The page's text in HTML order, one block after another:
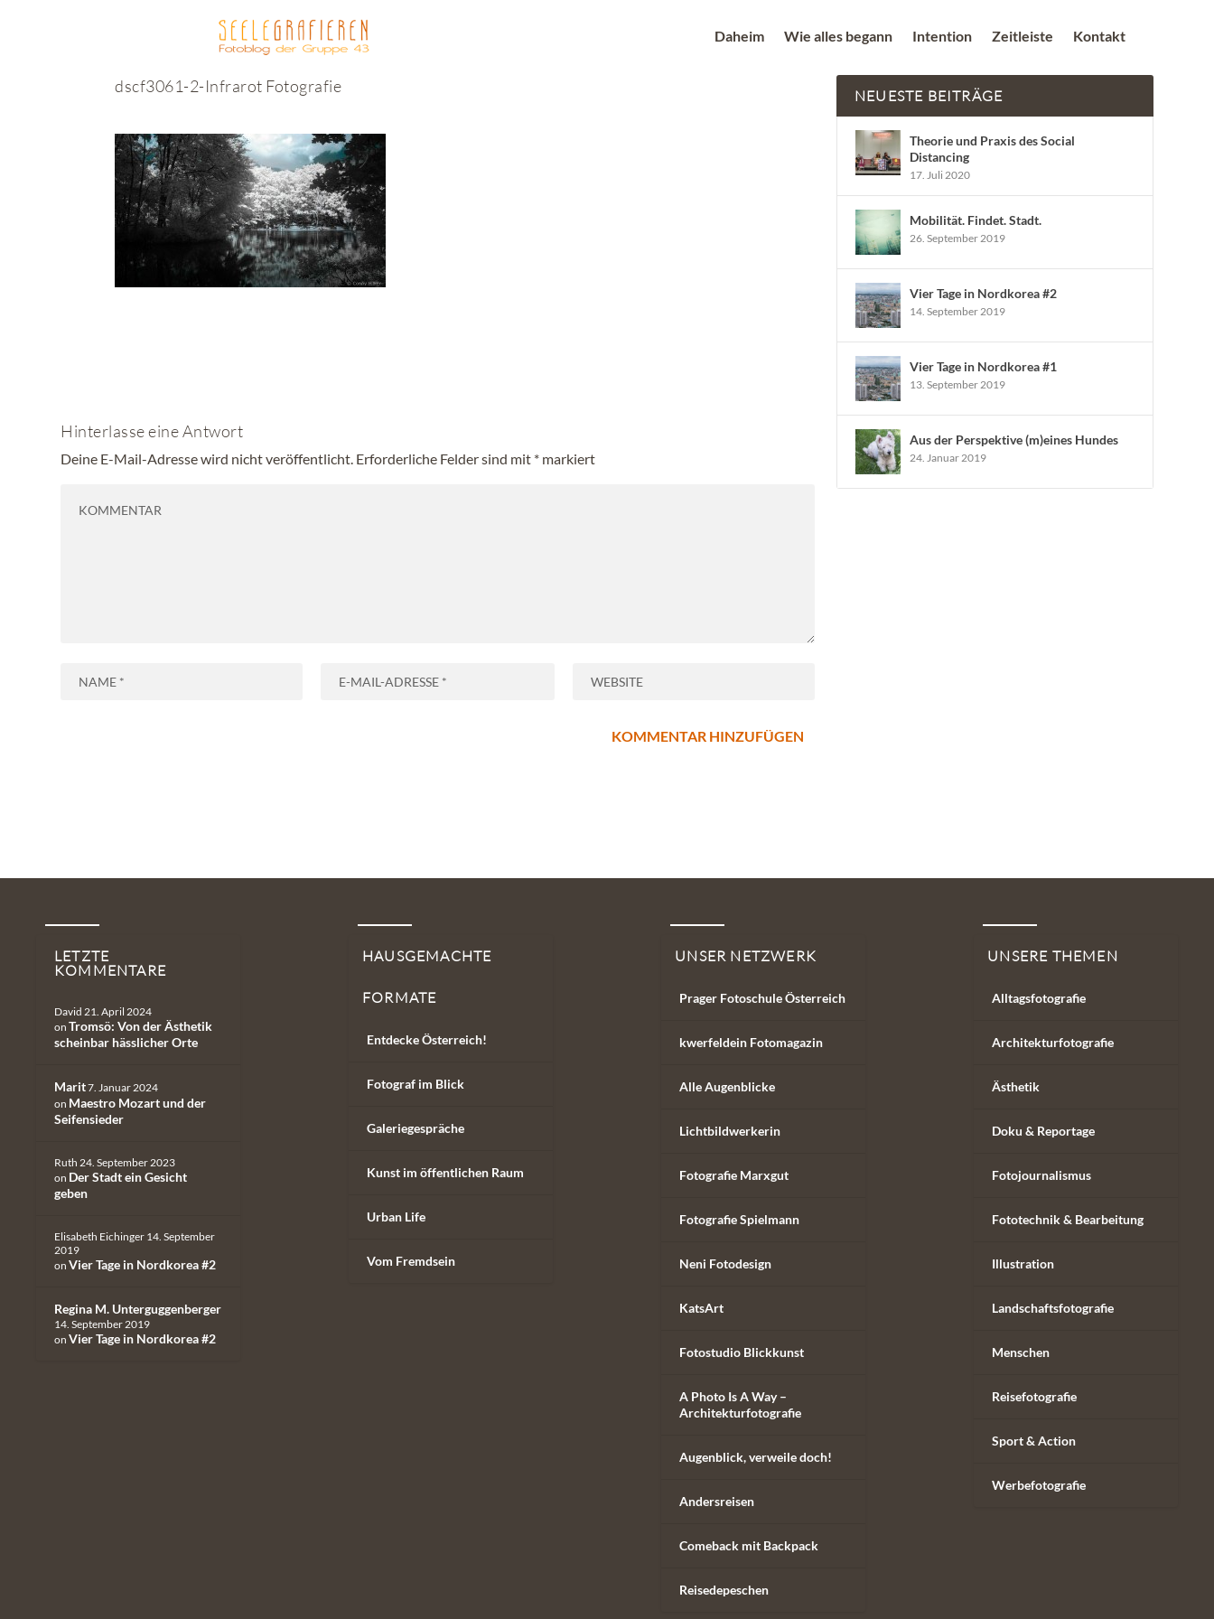
Daheim Wie alles begann Intention Zeitleiste Kontakt
dscf3061-2-Infrarot Fotografie
Hinterlasse eine Antwort
Deine E-Mail-Adresse wird nicht veröffentlicht. Erforderliche Felder sind mit * markiert
NEUESTE BEITRÄGE
Theorie und Praxis des Social
Distancing
17. Juli 2020
Mobilität. Findet. Stadt.
26. September 2019
Vier Tage in Nordkorea #2
14. September 2019
Vier Tage in Nordkorea #1
13. September 2019
Aus der Perspektive (m)eines Hundes
24. Januar 2019
LETZTE
KOMMENTARE
David 21. April 2024
on Tromsö: Von der Ästhetik
scheinbar hässlicher Orte
Marit7. Januar 2024
on Maestro Mozart und der
Seifensieder
Ruth 24. September 2023
on Der Stadt ein Gesicht
geben
Elisabeth Eichinger 14. September
2019
on Vier Tage in Nordkorea #2
Regina M. Unterguggenberger
14. September 2019
on Vier Tage in Nordkorea #2
HAUSGEMACHTE
FORMATE
Entdecke Österreich!
Fotograf im Blick
Galeriegespräche
Kunst im öffentlichen Raum
Urban Life
Vom Fremdsein
UNSER NETZWERK
Prager Fotoschule Österreich
kwerfeldein Fotomagazin
Alle Augenblicke
Lichtbildwerkerin
Fotografie Marxgut
Fotografie Spielmann
Neni Fotodesign
KatsArt
Fotostudio Blickkunst
A Photo Is A Way –
Architekturfotografie
Augenblick, verweile doch!
Andersreisen
Comeback mit Backpack
Reisedepeschen
UNSERE THEMEN
Alltagsfotografie
Architekturfotografie
Ästhetik
Doku & Reportage
Fotojournalismus
Fototechnik & Bearbeitung
Illustration
Landschaftsfotografie
Menschen
Reisefotografie
Sport & Action
Werbefotografie